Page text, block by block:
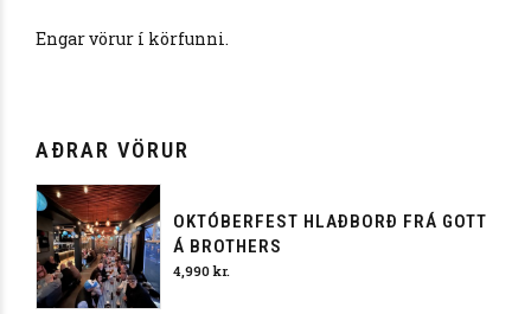
Engar vörur í körfunni.
AÐRAR VÖRUR
OKTÓBERFEST HLAÐBORÐ FRÁ GOTT
Á BROTHERS
4,990kr.